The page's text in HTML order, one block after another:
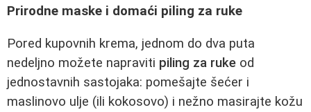
Prirodne maske i domaći piling za ruke
Pored kupovnih krema, jednom do dva puta
nedeljno možete napraviti piling za ruke od
jednostavnih sastojaka: pomešajte šećer i
maslinovo ulje (ili kokosovo) i nežno masirajte kožu